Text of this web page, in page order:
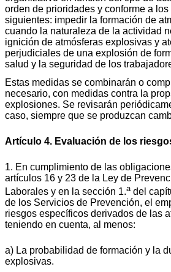
orden de prioridades y conforme a
siguientes: impedir la formación de
cuando la naturaleza de la actividad
ignición de atmósferas explosivas y
perjudiciales de una explosión de
salud y la seguridad de los
Estas medidas se combinarán o
necesario, con medidas contra la
explosiones. Se revisarán
caso, siempre que se produzcan
Artículo 4. Evaluación de los
1. En cumplimiento de las
artículos 16 y 23 de la Ley de
Laborales y en la sección 1.adel
de los Servicios de Prevención, el
riesgos específicos derivados de las
teniendo en cuenta, al menos:
a) La probabilidad de formación y la
explosivas.